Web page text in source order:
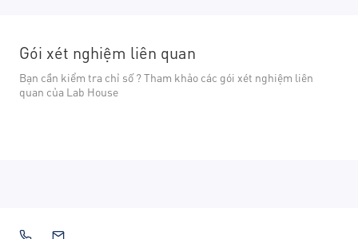
Gói xét nghiệm liên quan
Bạn cần kiểm tra chỉ số ? Tham khảo các gói xét nghiệm liên
quan của Lab House